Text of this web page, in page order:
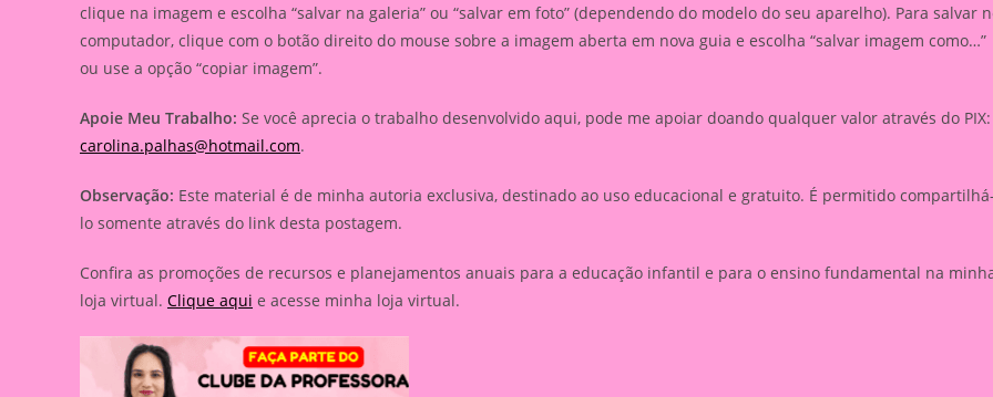
clique na imagem e escolha “salvar na galeria” ou “salvar em foto” (dependendo do modelo do seu aparelho). Para salvar
computador, clique com o botão direito do mouse sobre a imagem aberta em nova guia e escolha “salvar imagem como…”
ou use a opção “copiar imagem”.
Apoie Meu Trabalho: Se você aprecia o trabalho desenvolvido aqui, pode me apoiar doando qualquer valor através do PIX:
carolina.palhas@hotmail.com.
Observação: Este material é de minha autoria exclusiva, destinado ao uso educacional e gratuito. É permitido
lo somente através do link desta postagem.
Confira as promoções de recursos e planejamentos anuais para a educação infantil e para o ensino fundamental na
loja virtual. Clique aqui e acesse minha loja virtual.